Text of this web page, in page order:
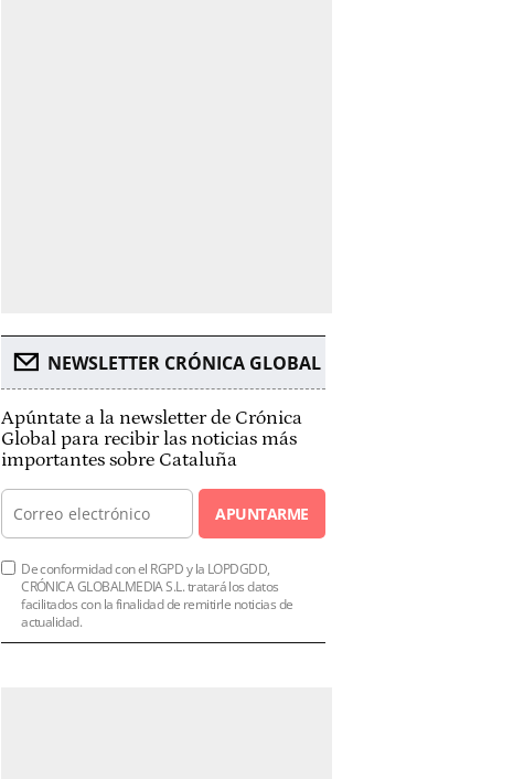
NEWSLETTER CRÓNICA GLOBAL
Apúntate a la newsletter de Crónica
Global para recibir las noticias más
importantes sobre Cataluña
APUNTARME
De conformidad con el RGPD y la LOPDGDD,
CRÓNICA GLOBALMEDIA S.L. tratará los datos
facilitados con la finalidad de remitirle noticias de
actualidad.